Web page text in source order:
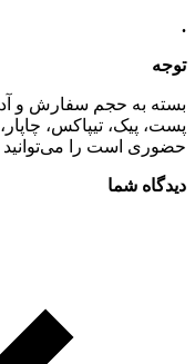
.
توجه
بسته به حجم سفارش و
پست، پیک، تیپاکس،
حضوری است را می‌توانید
دیدگاه شما